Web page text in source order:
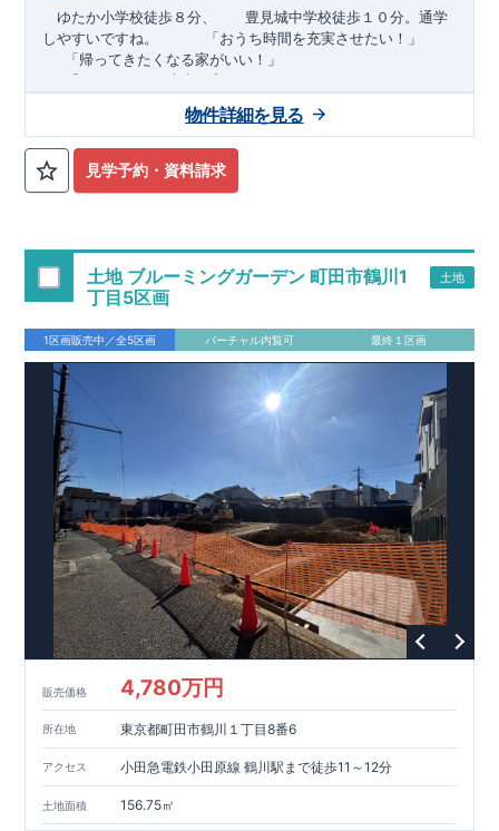
ゆたか小学校徒歩８分、 豊見城中学校徒歩１０分。通学
しやすいですね。
「おうち時間を充実させたい！」
「帰ってきたくなる家がいい！」
「おしゃれなら建売住宅もありかも！」
TEL:098-860-2201（火・水曜日定休日、年末年始休み）
■オプションではありません！全棟標準搭載
ム・ガス衣類乾燥機・食洗器・宅配ボックス・玄関電子キー・
成材にヒノキを使用しております！
■長期優良住宅もっと詳しく
「いい家を作って、きちんと手
7つの厳しい技術基準をクリアした物件だけが認定を受けられる
長期優良住宅。
長期優良住宅として認定を受けるためには、国が定めた下記7つ
の技術基準をクリアする必要があります。東栄住宅は全棟でク
リア！①耐震性②劣化対策③維持管理性④住戸面積⑤省エネル
ギー性⑥居住環境⑦維持保全管理
そのほかの魅力として、住宅ローン金利優遇、固定資産税の減
税、中古市場での売却時にも有利です。
住宅性能評価ダブル
取得
「設計」と「建設」のダブルで性
能を評価されています！図面を第三者機関へ提出します。外部
評価委員が建設中に3回、竣工時に1回の現場検査が行われま
す。構造の安定、劣化の軽減、維持管理への配慮、温熱環境・
エネルギー消費量（断熱等性能）の必須4分野、空気環境で、最
高等級取得！ ■ 耐震等級3 もっと詳しく 東栄住宅の建物
は、国が定めた耐震最高等級3を取得。建築基準法に定められ
た、｢数百年に一度発生する地震に対して、倒壊、崩壊しない｣
という基準から、さらに1.5倍の耐震力を達成しています。
風等級2 災害時の損傷の受けにくさを評価されています。建築
1.2倍の暴風に対しても損傷を生じないことで耐風最高等級
取得しています。 ■自社一貫体制もっと詳しく 東栄住宅は土
地の仕入れ、設計、施工、販売、メンテナンスまで、すべての
プロセスに携わっています。 ■ アフターサポート
快適に暮らすことができる住宅の品質を長期にわたり
維持するには、定期的な点検を実施することが重要です。
60年間の保証制度がございます。もちろん、定期点検以外でも
当社こだわりの空間アイディアをショート動画で
ご紹介しています。ここをクリック
見学予約・資料請求
物件詳細を見る
土地 ブルーミングガーデン 町田市鶴川1
丁目5区画
土地
1区画販売中／全5区画 バーチャル内覧可 最終１区画
販売価格 4,780万円
所在地 東京都町田市鶴川１丁目8番6
アクセス 小田急電鉄小田原線 鶴川駅まで徒歩11～12分
土地面積 156.75㎡